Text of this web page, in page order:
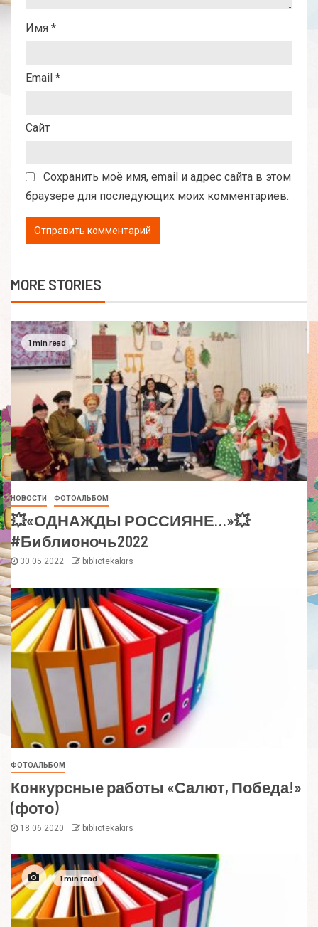
Имя *
Email *
Сайт
Сохранить моё имя, email и адрес сайта в этом
браузере для последующих моих комментариев.
MORE STORIES
1 min read
НОВОСТИ ФОТОАЛЬБОМ
💥«ОДНАЖДЫ РОССИЯНЕ…»💥
#Библионочь2022
30.05.2022 bibliotekakirs
ФОТОАЛЬБОМ
Конкурсные работы «Салют, Победа!»
(фото)
18.06.2020 bibliotekakirs
1 min read